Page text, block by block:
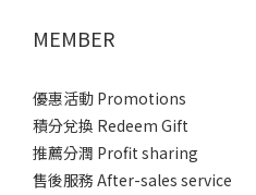
MEMBER
優惠活動 Promotions
積分兌換 Redeem Gift
推薦分潤 Profit sharing
售後服務 After-sales service